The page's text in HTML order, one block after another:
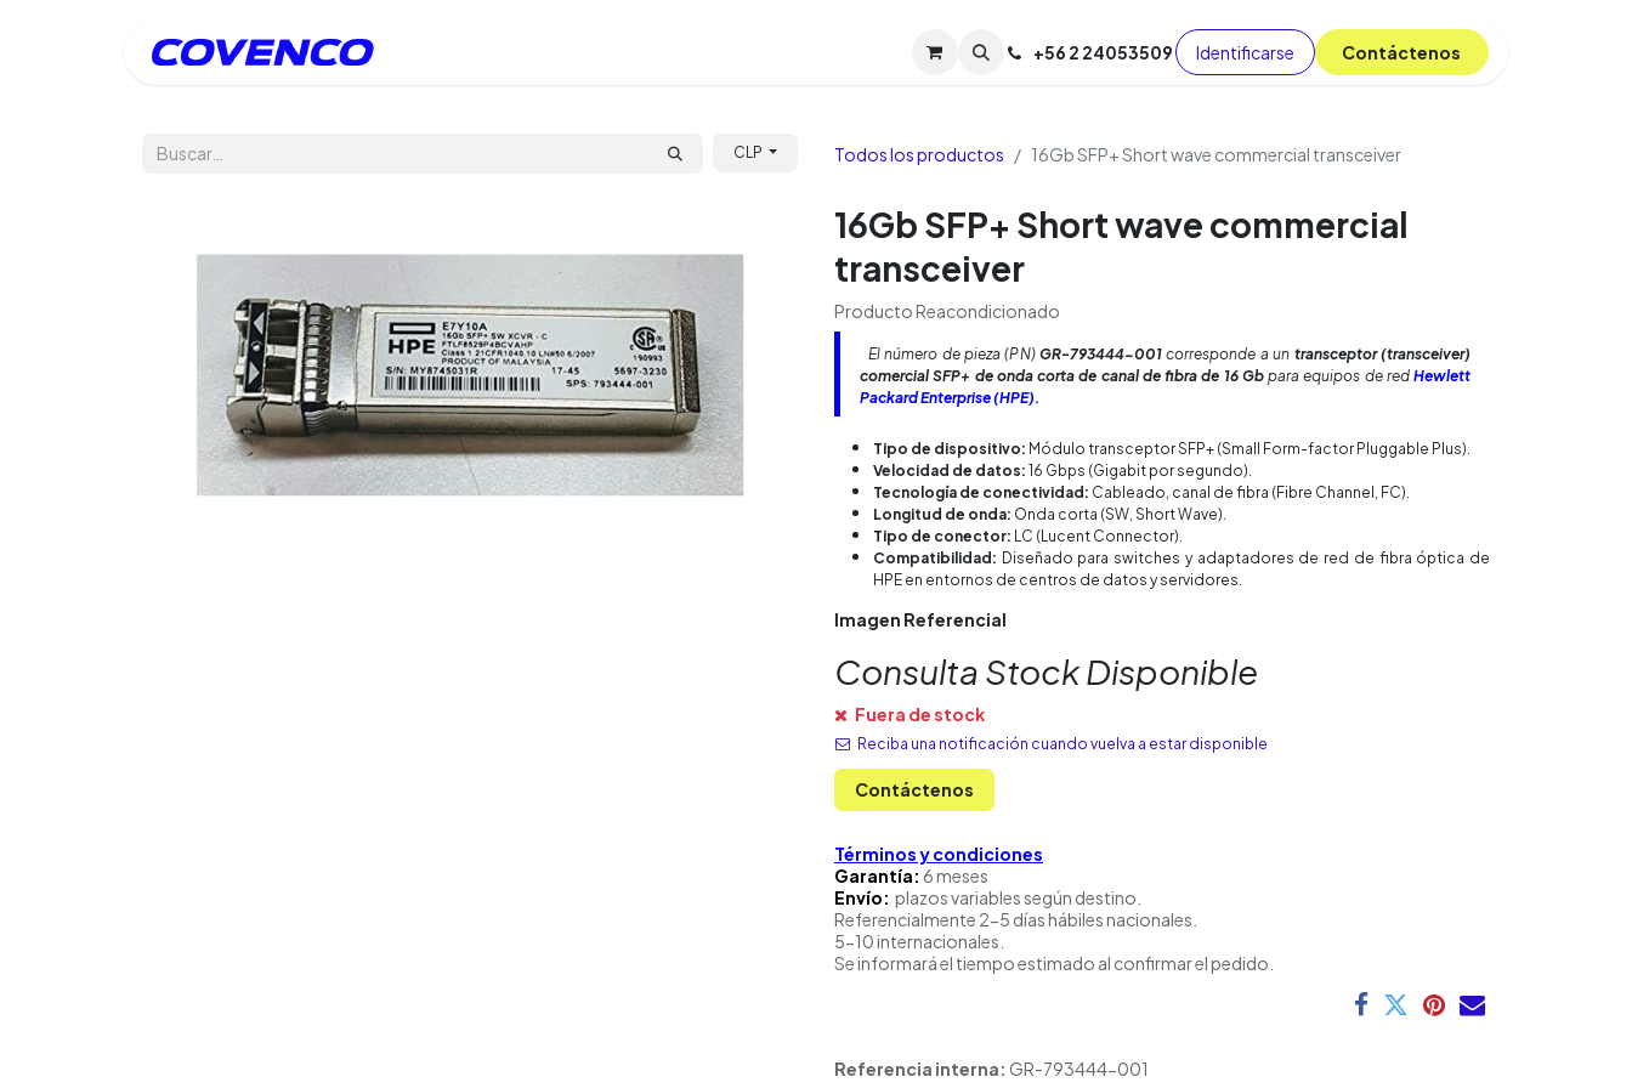
Soporte TPM (CL) Tienda Cursos Blog
+56 2 24053509 Identificarse C​​​​ont​​​​áct​​​​​​en​​​​​​os
CLP Todos los productos 16Gb SFP+ Short wave commercial transceiver
16Gb SFP+ Short wave commercial
transceiver
Producto Reacondicionado
El número de pieza (PN) GR-793444-001corresponde a un transceptor (transceiver)
comercial SFP+ de onda corta de canal de fibra de 16 Gbpara equipos de red Hewlett
Packard Enterprise (HPE).
Tipo de dispositivo: Módulo transceptor SFP+ (Small Form-factor Pluggable Plus).
Velocidad de datos: 16 Gbps (Gigabit por segundo).
Tecnología de conectividad: Cableado, canal de fibra (Fibre Channel, FC).
Longitud de onda: Onda corta (SW, Short Wave).
Tipo de conector: LC (Lucent Connector).
Compatibilidad: Diseñado para switches y adaptadores de red de fibra óptica de
HPE en entornos de centros de datos y servidores.
Imagen Referencial
Consulta Stock Disponible
Fuera de stock
Reciba una notificación cuando vuelva a estar disponible
Contáctenos
Términos y condiciones
Garantía: 6 meses
Envío: plazos variables según destino.
Referencialmente 2-5 días hábiles nacionales.
5-10 internacionales.
Se informará el tiempo estimado al confirmar el pedido.
Referencia interna: GR-793444-001